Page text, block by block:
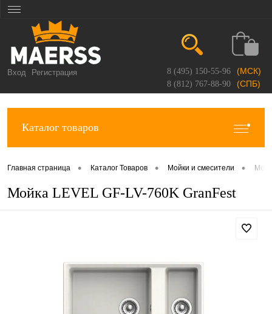
Вход Регистрация 8 (495) 150-55-96 (МСК)
8 (812) 767-88-90 (СПБ)
Каталог товаров
Главная страница • Каталог Товаров • Мойки и смесители •
Мойка LEVEL GF-LV-760K GranFest